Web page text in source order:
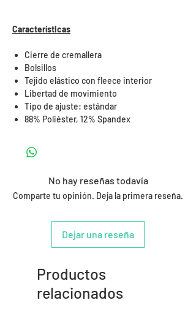
Características
Cierre de cremallera
Bolsillos
Tejido elástico con fleece interior
Libertad de movimiento
Tipo de ajuste: estándar
88% Poliéster, 12% Spandex
No hay reseñas todavía
Comparte tu opinión. Deja la primera reseña.
Dejar una reseña
Productos
relacionados